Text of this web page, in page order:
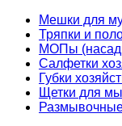
Мешки для
Тряпки и
МОПы
Салфетки
Губки
Щетки для